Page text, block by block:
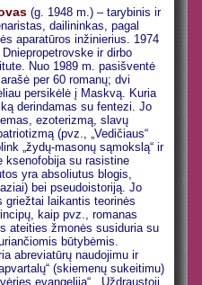
(g. 1948 m.) – tarybinis ir
dailininkas, pagal
aparatūros inžinierius. 1974
ir dirbo
Nuo 1989 m. pasišventė
per 60 romanų; dvi
persikėlė į Maskvą. Kuria
derindamas su fentezi. Jo
ezoterizmą, slavų
(pvz., „Vedičiaus“
„žydų-masonų sąmokslą“ ir
ksenofobija su rasistine
yra absoliutus blogis,
bei pseudoistoriją. Jo
griežtai laikantis teorinės
kaip pvz., romanas
ateities žmonės susiduria su
būtybėmis.
abreviatūrų naudojimu ir
(skiemenų sukeitimu)
evangelija“, „Uždraustoji